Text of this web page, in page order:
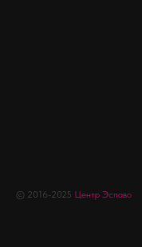
© 2016-2025 Центр Эспаво